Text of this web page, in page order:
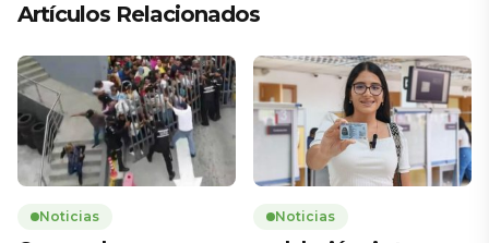
Artículos Relacionados
Noticias Noticias